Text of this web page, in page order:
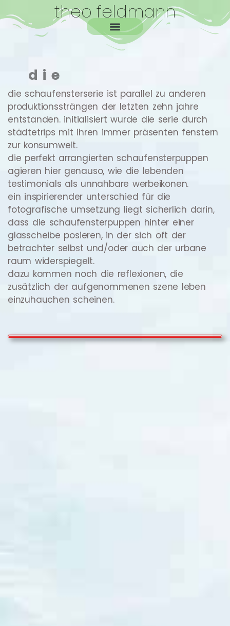
theo feldmann
die
die schaufensterserie ist parallel zu anderen
produktionssträngen der letzten zehn jahre
entstanden. initialisiert wurde die serie durch
städtetrips mit ihren immer präsenten fenstern
zur konsumwelt.
die perfekt arrangierten schaufensterpuppen
agieren hier genauso, wie die lebenden
testimonials als unnahbare werbeikonen.
ein inspirierender unterschied für die
fotografische umsetzung liegt sicherlich darin,
dass die schaufensterpuppen hinter einer
glasscheibe posieren, in der sich oft der
betrachter selbst und/oder auch der urbane
raum widerspiegelt.
dazu kommen noch die reflexionen, die
zusätzlich der aufgenommenen szene leben
einzuhauchen scheinen.